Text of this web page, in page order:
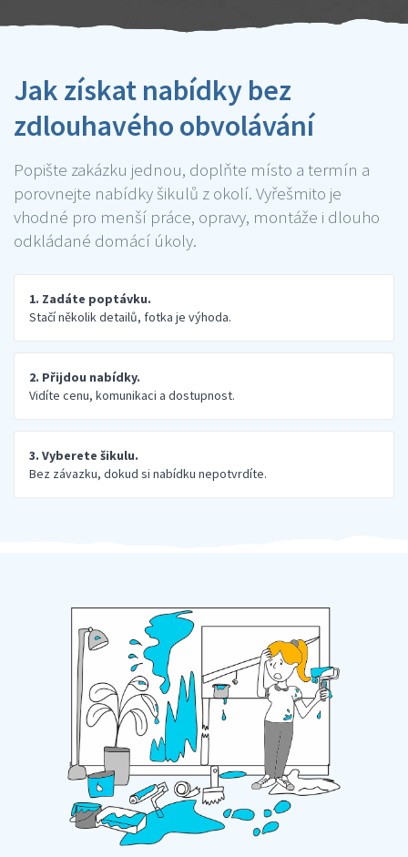
Jak získat nabídky bez
zdlouhavého obvolávání
Popište zakázku jednou, doplňte místo a termín a
porovnejte nabídky šikulů z okolí. Vyřešmito je
vhodné pro menší práce, opravy, montáže i dlouho
odkládané domácí úkoly.
1. Zadáte poptávku.
Stačí několik detailů, fotka je výhoda.
2. Přijdou nabídky.
Vidíte cenu, komunikaci a dostupnost.
3. Vyberete šikulu.
Bez závazku, dokud si nabídku nepotvrdíte.